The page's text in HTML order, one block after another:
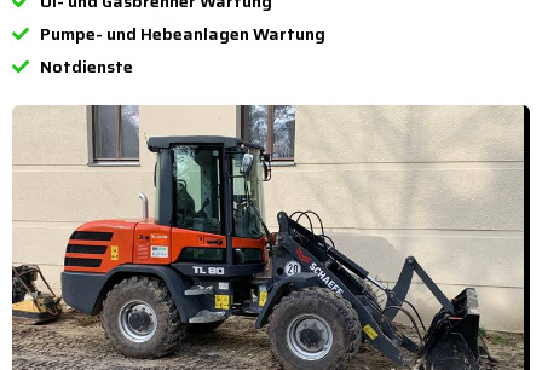
Pumpe- und Hebeanlagen Wartung
Notdienste